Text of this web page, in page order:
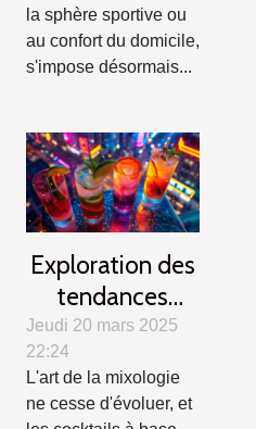
la sphère sportive ou
au confort du domicile,
s'impose désormais...
Exploration des
tendances
modernes des
cocktails au gin
Jeudi 20 mars 2025
22:24
L'art de la mixologie
ne cesse d'évoluer, et